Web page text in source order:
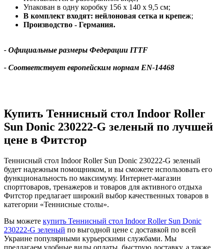
Упакован в одну коробку 156 х 140 х 9,5 см;
В комплект входят: нейлоновая сетка и крепеж;
Производство - Германия.
- Официальные размеры Федерации ITTF
- Соответствует европейским нормам EN-14468
Купить Теннисный стол Indoor Roller
Sun Donic 230222-G зеленый по лучшей
цене в Фитстор
Теннисный стол Indoor Roller Sun Donic 230222-G зеленый
будет надежным помощником, и вы сможете использовать его
функциональность по максимуму. Интернет-магазин
спорттоваров, тренажеров и товаров для активного отдыха
Фитстор предлагает широкий выбор качественных товаров в
категории «Теннисные столы».
Вы можете купить Теннисный стол Indoor Roller Sun Donic
230222-G зеленый по выгодной цене с доставкой по всей
Украине популярными курьерскими службами. Мы
предлагаем удобные виды оплаты, быструю доставку, а также